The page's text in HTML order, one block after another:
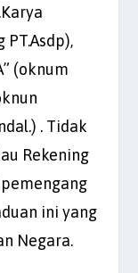
(oknum
. Tidak
Rekening
pemengang
ini yang
Negara.